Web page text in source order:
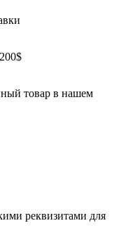
товар в нашем
реквизитами для